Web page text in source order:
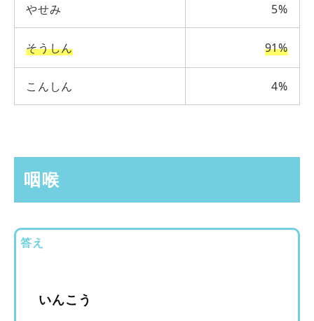
やせみ 5%
そうしん 91%
こんしん 4%
咽喉
答え
いんこう